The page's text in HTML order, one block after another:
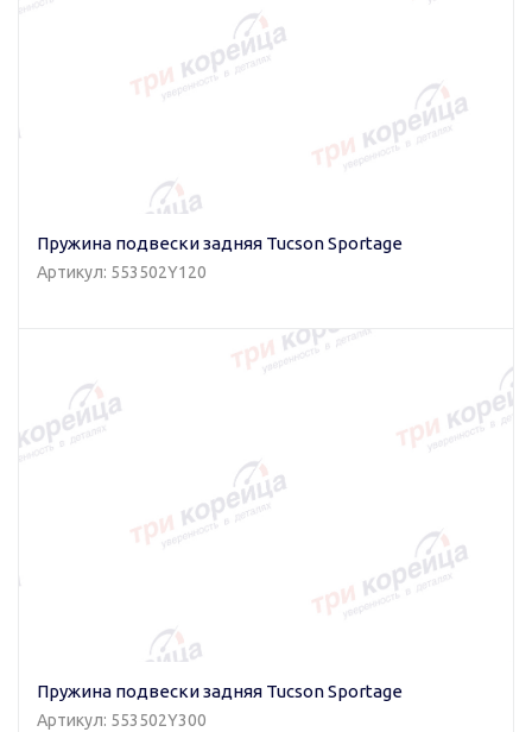
Пружина подвески задняя Tucson Sportage
Артикул: 553502Y120
Пружина подвески задняя Tucson Sportage
Артикул: 553502Y300